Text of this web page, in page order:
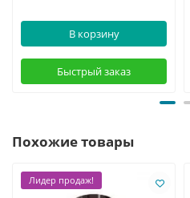
В корзину
Быстрый заказ
Похожие товары
Лидер продаж!